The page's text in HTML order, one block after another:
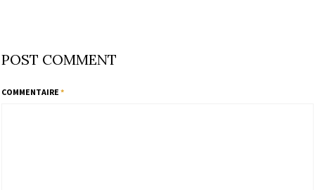
POST COMMENT
COMMENTAIRE *